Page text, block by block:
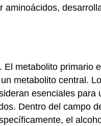
metabolito primario
metabolito central.
esenciales para
Dentro del campo
el